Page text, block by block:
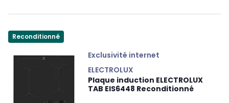
Reconditionné
Exclusivité internet
ELECTROLUX
Plaque induction ELECTROLUX
TAB EIS6448 Reconditionné